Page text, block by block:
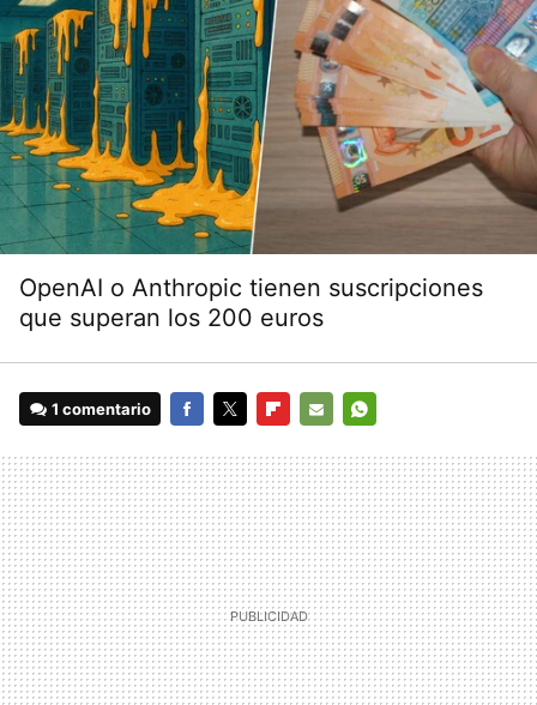
OpenAI o Anthropic tienen suscripciones
que superan los 200 euros
1 comentario
MAIL